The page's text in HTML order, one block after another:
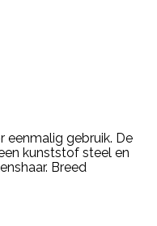
gebruik. De
kunststof steel en
Breed